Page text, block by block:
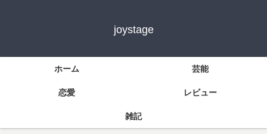
joystage
ホーム 芸能
恋愛 レビュー
雑記